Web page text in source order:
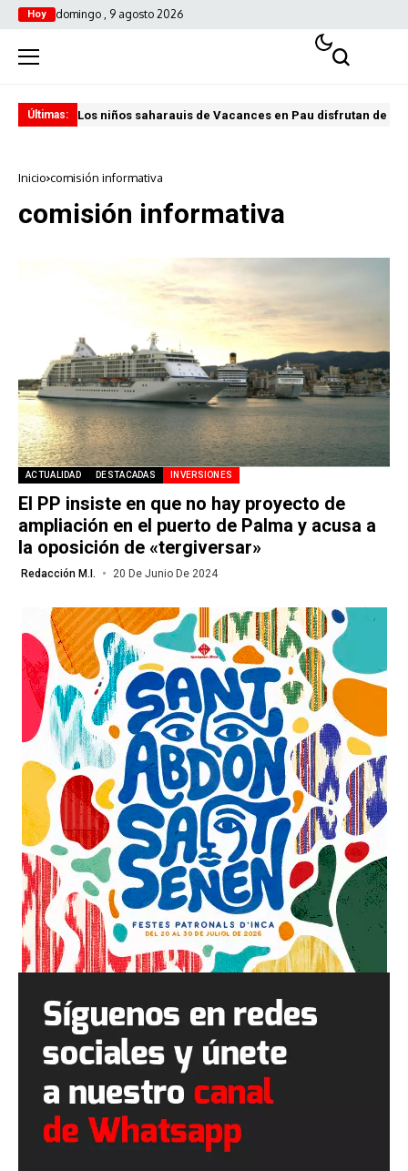
Hoy domingo , 9 agosto 2026
Últimas: Los niños saharauis de Vacances en Pau disfrutan de
Inicio comisión informativa
comisión informativa
ACTUALIDAD DESTACADAS INVERSIONES
El PP insiste en que no hay proyecto de
ampliación en el puerto de Palma y acusa a
la oposición de «tergiversar»
Redacción M.I. 20 De Junio De 2024